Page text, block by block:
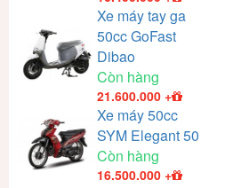
Xe máy tay ga
50cc GoFast
Dibao
Còn hàng
21.600.000 +
Xe máy 50cc
SYM Elegant 50
Còn hàng
16.500.000 +